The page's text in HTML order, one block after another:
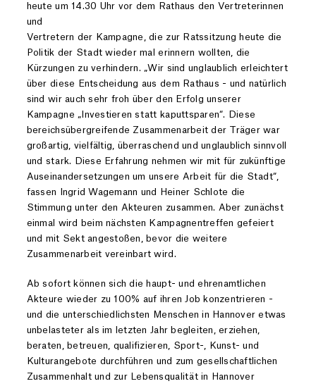
heute um 14.30 Uhr vor dem Rathaus den Vertreterinnen
und
Vertretern der Kampagne, die zur Ratssitzung heute die
Politik der Stadt wieder mal erinnern wollten, die
Kürzungen zu verhindern. „Wir sind unglaublich erleichtert
über diese Entscheidung aus dem Rathaus - und natürlich
sind wir auch sehr froh über den Erfolg unserer
Kampagne „Investieren statt kaputtsparen“. Diese
bereichsübergreifende Zusammenarbeit der Träger war
großartig, vielfältig, überraschend und unglaublich sinnvoll
und stark. Diese Erfahrung nehmen wir mit für zukünftige
Auseinandersetzungen um unsere Arbeit für die Stadt“,
fassen Ingrid Wagemann und Heiner Schlote die
Stimmung unter den Akteuren zusammen. Aber zunächst
einmal wird beim nächsten Kampagnentreffen gefeiert
und mit Sekt angestoßen, bevor die weitere
Zusammenarbeit vereinbart wird.
Ab sofort können sich die haupt- und ehrenamtlichen
Akteure wieder zu 100% auf ihren Job konzentrieren -
und die unterschiedlichsten Menschen in Hannover etwas
unbelasteter als im letzten Jahr begleiten, erziehen,
beraten, betreuen, qualifizieren, Sport-, Kunst- und
Kulturangebote durchführen und zum gesellschaftlichen
Zusammenhalt und zur Lebensqualität in Hannover